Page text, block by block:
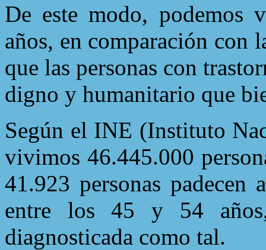
De este modo, podemos
años, en comparación con
que las personas con
digno y humanitario que
Según el INE (Instituto
vivimos 46.445.000
41.923 personas
entre los 45 y 54
diagnosticada como tal.